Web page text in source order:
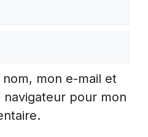
mon e-mail et
navigateur pour mon